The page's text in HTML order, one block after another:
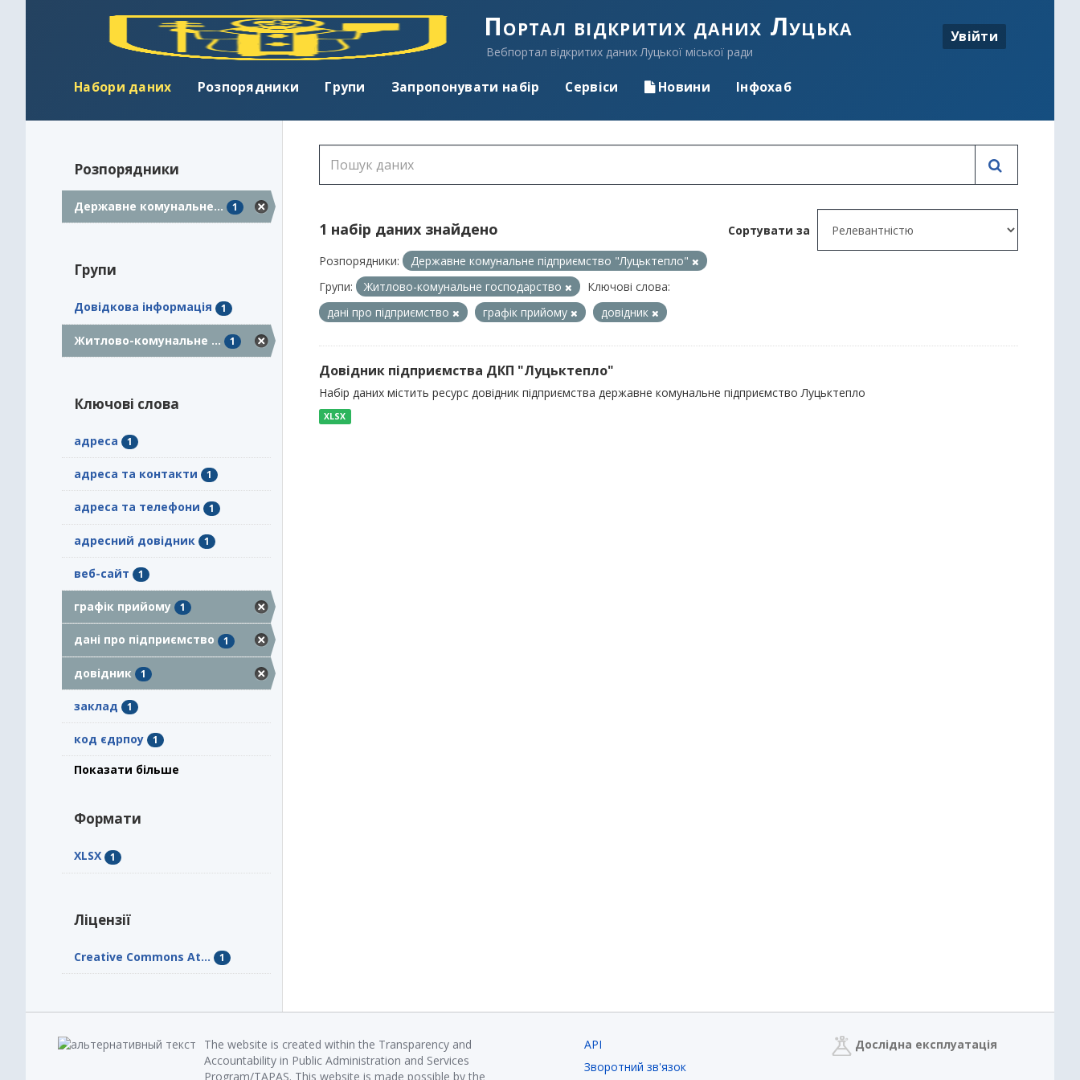
Портал відкритих даних Луцька
Вебпортал відкритих даних Луцької міської ради
Увійти
Набори даних Розпорядники Групи Запропонувати набір Сервіси Новини Інфохаб
Розпорядники
Державне комунальне... 1
Групи
Довідкова інформація 1
Житлово-комунальне ... 1
Ключові слова
адреса 1
адреса та контакти 1
адреса та телефони 1
адресний довідник 1
веб-сайт 1
графік прийому 1
дані про підприємство 1
довідник 1
заклад 1
код єдрпоу 1
Показати більше
Формати
XLSX 1
Ліцензії
Creative Commons At... 1
Сортувати за
1 набір даних знайдено
Розпорядники:
Державне комунальне підприємство "Луцьктепло"
Групи:
Житлово-комунальне господарство
Ключові слова:
дані про підприємство
графік прийому довідник
Довідник підприємства ДКП "Луцьктепло"
Набір даних містить ресурс довідник підприємства державне комунальне підприємство Луцьктепло
XLSX
The website is created within the Transparency and
Accountability in Public Administration and Services
Program/TAPAS. This website is made possible by the
API
Зворотний зв'язок
Дослідна експлуатація